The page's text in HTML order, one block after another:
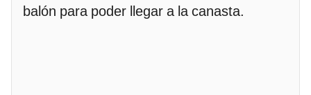
balón para poder llegar a la canasta.